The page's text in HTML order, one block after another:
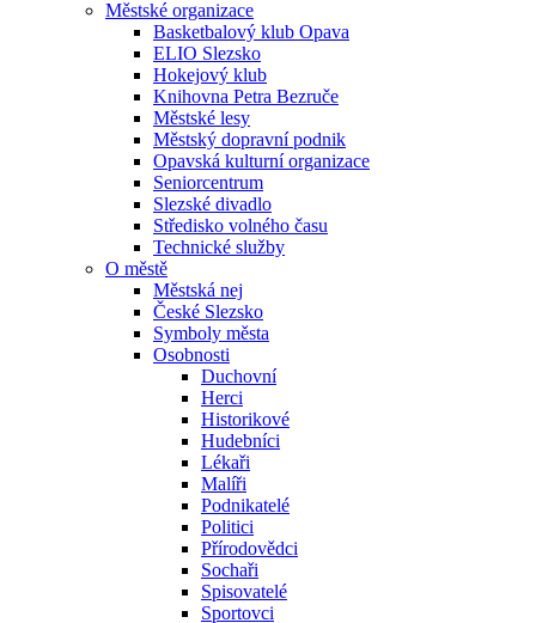
Městské organizace
Basketbalový klub Opava
ELIO Slezsko
Hokejový klub
Knihovna Petra Bezruče
Městské lesy
Městský dopravní podnik
Opavská kulturní organizace
Seniorcentrum
Slezské divadlo
Středisko volného času
Technické služby
O městě
Městská nej
České Slezsko
Symboly města
Osobnosti
Duchovní
Herci
Historikové
Hudebníci
Lékaři
Malíři
Podnikatelé
Politici
Přírodovědci
Sochaři
Spisovatelé
Sportovci